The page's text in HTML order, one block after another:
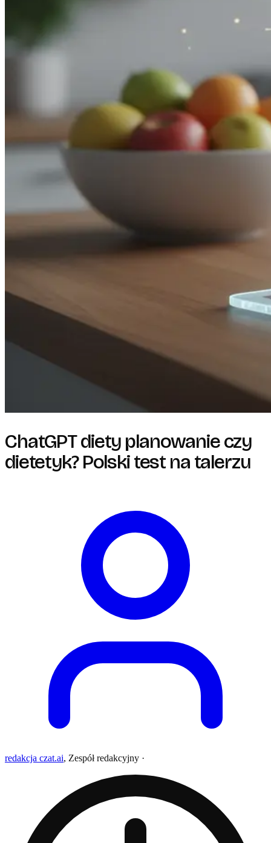
ChatGPT diety planowanie czy
dietetyk? Polski test na talerzu
redakcja czat.ai, Zespół redakcyjny ·